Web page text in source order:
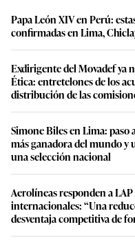
Papa León XIV en Perú:
confirmadas en Lima,
Exdirigente del Movadef ya
Ética: entretelones de los
distribución de las
Simone Biles en Lima: paso
más ganadora del mundo y
una selección nacional
Aerolíneas responden a LAP
internacionales: “Una
desventaja competitiva de